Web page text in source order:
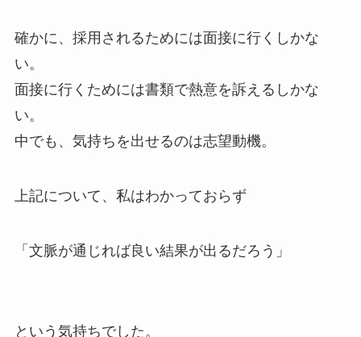
確かに、採用されるためには面接に行くしかな
い。
面接に行くためには書類で熱意を訴えるしかな
い。
中でも、気持ちを出せるのは志望動機。
上記について、私はわかっておらず
「文脈が通じれば良い結果が出るだろう」
という気持ちでした。